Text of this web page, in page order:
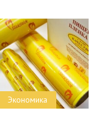
Экономика